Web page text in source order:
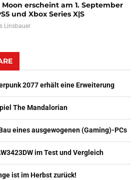
Moon erscheint am 1. September
und Xbox Series X|S
Linsbauer
2077 erhält eine Erweiterung
The Mandalorian
eines ausgewogenen (Gaming)-PCs
im Test und Vergleich
ist im Herbst zurück!